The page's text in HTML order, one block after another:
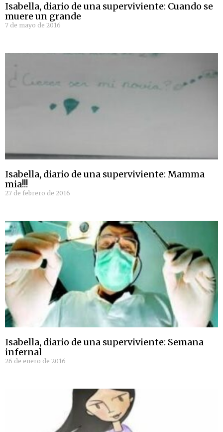
Isabella, diario de una superviviente: Cuando se
muere un grande
7 de mayo de 2016
Isabella, diario de una superviviente: Mamma
mia!!!
27 de febrero de 2016
Isabella, diario de una superviviente: Semana
infernal
26 de enero de 2016